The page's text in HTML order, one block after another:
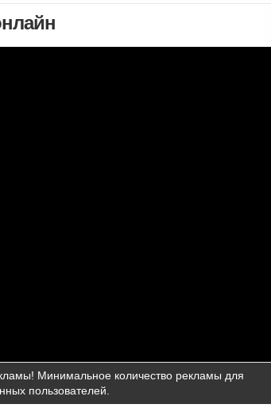
Минимальное количество рекламы для
пользователей.